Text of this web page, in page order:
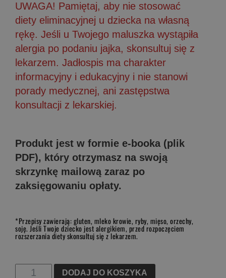
UWAGA! Pamiętaj, aby nie stosować
diety eliminacyjnej u dziecka na własną
rękę. Jeśli u Twojego maluszka wystąpiła
alergia po podaniu jajka, skonsultuj się z
lekarzem. Jadłospis ma charakter
informacyjny i edukacyjny i nie stanowi
porady medycznej, ani zastępstwa
konsultacji z lekarskiej.
Produkt jest w formie e-booka (plik
PDF), który otrzymasz na swoją
skrzynkę mailową zaraz po
zaksięgowaniu opłaty.
*Przepisy zawierają: gluten, mleko krowie, ryby, mięso, orzechy,
soję. Jeśli Twoje dziecko jest alergikiem, przed rozpoczęciem
rozszerzania diety skonsultuj się z lekarzem.
ilość
DODAJ DO KOSZYKA